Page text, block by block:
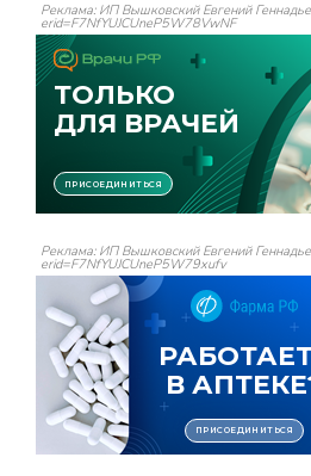
Реклама: ИП Вышковский Евгений
erid=F7NfYUJCUneP5W78VwNF
Реклама: ИП Вышковский Евгений
erid=F7NfYUJCUneP5W79xufv